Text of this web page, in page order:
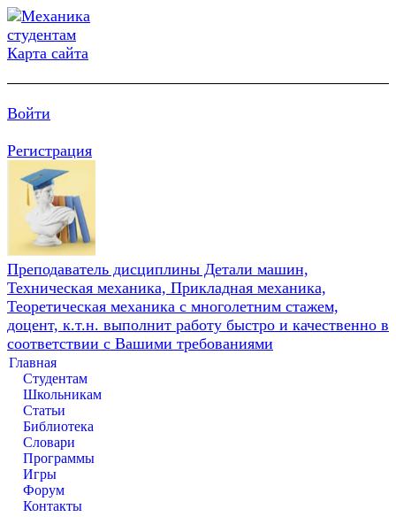
Карта сайта
Войти
Регистрация
Преподаватель дисциплины Детали машин,
Техническая механика, Прикладная механика,
Теоретическая механика с многолетним стажем,
доцент, к.т.н. выполнит работу быстро и качественно в
соответствии с Вашими требованиями
Главная
Студентам
Школьникам
Статьи
Библиотека
Словари
Программы
Игры
Форум
Контакты